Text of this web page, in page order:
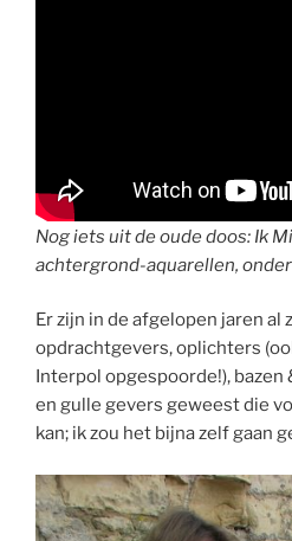
Nog iets uit de oude doos: Ik
achtergrond-aquarellen,
Er zijn in de afgelopen jaren al
opdrachtgevers, oplichters
Interpol opgespoorde!), bazen
en gulle gevers geweest die
kan; ik zou het bijna zelf gaan